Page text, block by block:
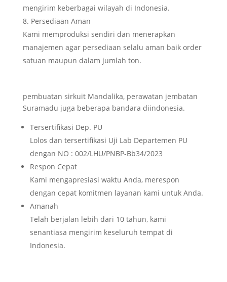
mengirim keberbagai wilayah di Indonesia.
Persediaan Aman
Kami memproduksi sendiri dan menerapkan
manajemen agar persediaan selalu aman baik order
satuan maupun dalam jumlah ton.
pembuatan sirkuit Mandalika, perawatan jembatan
Suramadu juga beberapa bandara diindonesia.
Tersertifikasi Dep. PU
Lolos dan tersertifikasi Uji Lab Departemen PU
dengan NO : 002/LHU/PNBP-Bb34/2023
Respon Cepat
Kami mengapresiasi waktu Anda, merespon
dengan cepat komitmen layanan kami untuk Anda.
Amanah
Telah berjalan lebih dari 10 tahun, kami
senantiasa mengirim keseluruh tempat di
Indonesia.